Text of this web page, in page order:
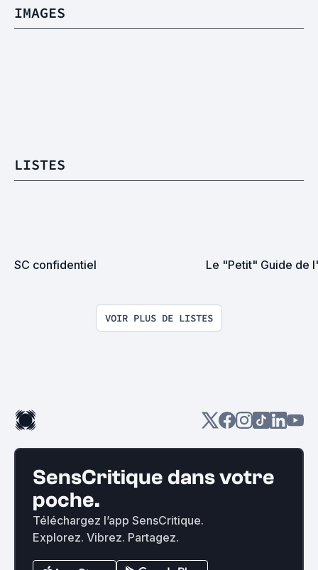
IMAGES
LISTES
SC confidentiel Le "Petit" Guide de
VOIR PLUS DE LISTES
SensCritique dans votre
poche.
Téléchargez l’app SensCritique.
Explorez. Vibrez. Partagez.